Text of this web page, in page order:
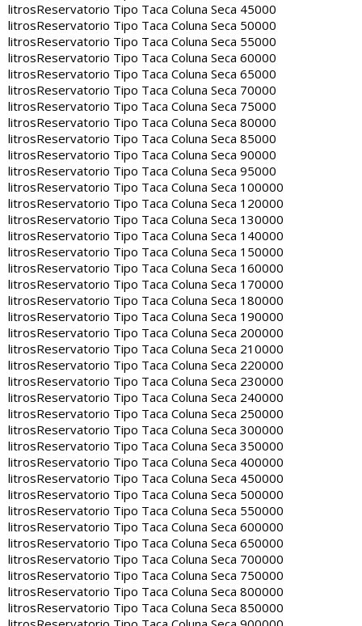
litrosReservatorio Tipo Taca Coluna Seca 45000
litrosReservatorio Tipo Taca Coluna Seca 50000
litrosReservatorio Tipo Taca Coluna Seca 55000
litrosReservatorio Tipo Taca Coluna Seca 60000
litrosReservatorio Tipo Taca Coluna Seca 65000
litrosReservatorio Tipo Taca Coluna Seca 70000
litrosReservatorio Tipo Taca Coluna Seca 75000
litrosReservatorio Tipo Taca Coluna Seca 80000
litrosReservatorio Tipo Taca Coluna Seca 85000
litrosReservatorio Tipo Taca Coluna Seca 90000
litrosReservatorio Tipo Taca Coluna Seca 95000
litrosReservatorio Tipo Taca Coluna Seca 100000
litrosReservatorio Tipo Taca Coluna Seca 120000
litrosReservatorio Tipo Taca Coluna Seca 130000
litrosReservatorio Tipo Taca Coluna Seca 140000
litrosReservatorio Tipo Taca Coluna Seca 150000
litrosReservatorio Tipo Taca Coluna Seca 160000
litrosReservatorio Tipo Taca Coluna Seca 170000
litrosReservatorio Tipo Taca Coluna Seca 180000
litrosReservatorio Tipo Taca Coluna Seca 190000
litrosReservatorio Tipo Taca Coluna Seca 200000
litrosReservatorio Tipo Taca Coluna Seca 210000
litrosReservatorio Tipo Taca Coluna Seca 220000
litrosReservatorio Tipo Taca Coluna Seca 230000
litrosReservatorio Tipo Taca Coluna Seca 240000
litrosReservatorio Tipo Taca Coluna Seca 250000
litrosReservatorio Tipo Taca Coluna Seca 300000
litrosReservatorio Tipo Taca Coluna Seca 350000
litrosReservatorio Tipo Taca Coluna Seca 400000
litrosReservatorio Tipo Taca Coluna Seca 450000
litrosReservatorio Tipo Taca Coluna Seca 500000
litrosReservatorio Tipo Taca Coluna Seca 550000
litrosReservatorio Tipo Taca Coluna Seca 600000
litrosReservatorio Tipo Taca Coluna Seca 650000
litrosReservatorio Tipo Taca Coluna Seca 700000
litrosReservatorio Tipo Taca Coluna Seca 750000
litrosReservatorio Tipo Taca Coluna Seca 800000
litrosReservatorio Tipo Taca Coluna Seca 850000